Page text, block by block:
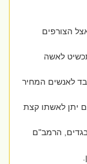
היום אצל הצורפים
לאשה
שקל, זה כבד לאנשים המחיר
לאשתו קצת
הרמב"ם